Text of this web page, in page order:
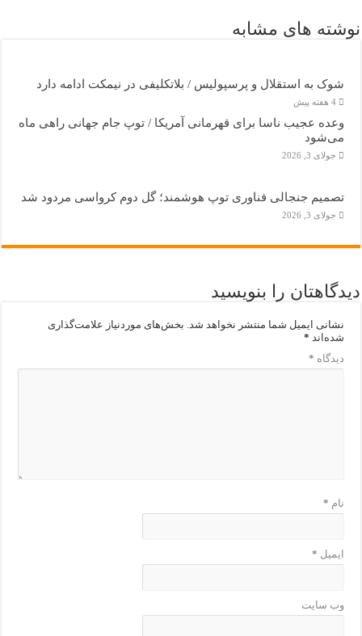
نوشته های مشابه
شوک به استقلال و پرسپولیس / بلاتکلیفی در نیمکت ادامه دارد
4 هفته پیش
وعده عجیب ناسا برای قهرمانی آمریکا / توپ جام جهانی راهی ماه
می‌شود
جولای 3, 2026
تصمیم جنجالی فناوری توپ هوشمند؛ گل دوم کرواسی مردود شد
جولای 3, 2026
دیدگاهتان را بنویسید
نشانی ایمیل شما منتشر نخواهد شد. بخش‌های موردنیاز علامت‌گذاری
شده‌اند *
دیدگاه *
نام *
ایمیل *
وب‌ سایت